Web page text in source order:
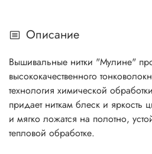
Описание
Вышивальные нитки "Мулине"
высококачественного
технология химической
придает ниткам блеск и яркость
и мягко ложатся на полотно,
тепловой обработке.